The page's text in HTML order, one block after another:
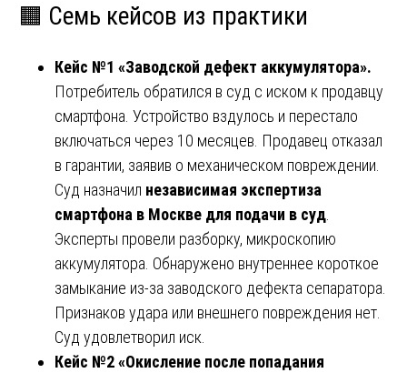
🟧 Семь кейсов из практики
Кейс №1 «Заводской дефект аккумулятора».
Потребитель обратился в суд с иском к продавцу
смартфона. Устройство вздулось и перестало
включаться через 10 месяцев. Продавец отказал
в гарантии, заявив о механическом повреждении.
Суд назначил независимая экспертиза
смартфона в Москве для подачи в суд.
Эксперты провели разборку, микроскопию
аккумулятора. Обнаружено внутреннее короткое
замыкание из-за заводского дефекта сепаратора.
Признаков удара или внешнего повреждения нет.
Суд удовлетворил иск.
Кейс №2 «Окисление после попадания